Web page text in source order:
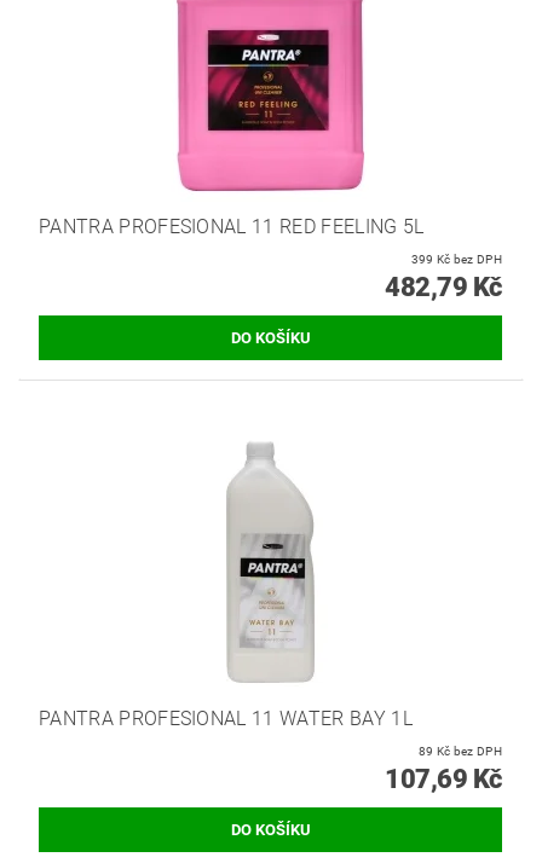
PANTRA PROFESIONAL 11 RED FEELING 5L
399 Kč bez DPH
482,79 Kč
PANTRA PROFESIONAL 11 WATER BAY 1L
89 Kč bez DPH
107,69 Kč